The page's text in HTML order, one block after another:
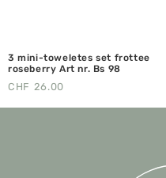
3 mini-toweletes set frottee
roseberry Art nr. Bs 98
CHF 26.00